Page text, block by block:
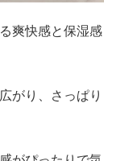
爽快感と保湿感
がり、さっぱり